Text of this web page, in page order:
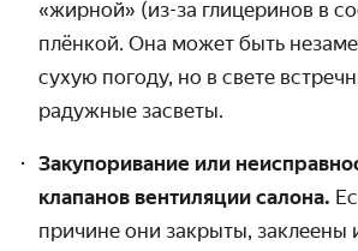
«жирной» (из-за глицеринов в
плёнкой. Она может быть
сухую погоду, но в свете
радужные засветы.
Закупоривание или
клапанов вентиляции салона.
причине они закрыты, заклеены